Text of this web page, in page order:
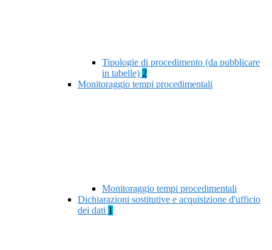
Tipologie di procedimento (da pubblicare
in tabelle) 2
Monitoraggio tempi procedimentali
Monitoraggio tempi procedimentali
Dichiarazioni sostitutive e acquisizione d'ufficio
dei dati 1